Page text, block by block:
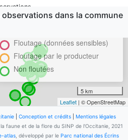
observation en2021 Fiche espèce
gobio(Linnaeus, 1758)
observation en
de Californie (L')
leniusculus(Dana,
Fiche espèce
observations dans la commune
Cluster
Floutage (données sensibles)
Floutage par le producteur
Non floutées
5 km
Leaflet | © OpenStreetMap
| Conception et crédits| Mentions légales
faune et de la flore du SINP de l'Occitanie, 2021
atlas, développé par le Parc national des Écrins